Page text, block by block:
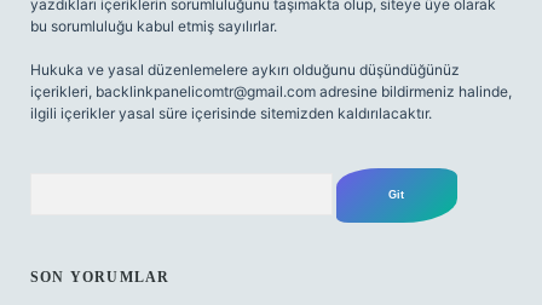
yazdıkları içeriklerin sorumluluğunu taşımakta olup, siteye üye olarak
bu sorumluluğu kabul etmiş sayılırlar.
Hukuka ve yasal düzenlemelere aykırı olduğunu düşündüğünüz
içerikleri, backlinkpanelicomtr@gmail.com adresine bildirmeniz halinde,
ilgili içerikler yasal süre içerisinde sitemizden kaldırılacaktır.
SON YORUMLAR